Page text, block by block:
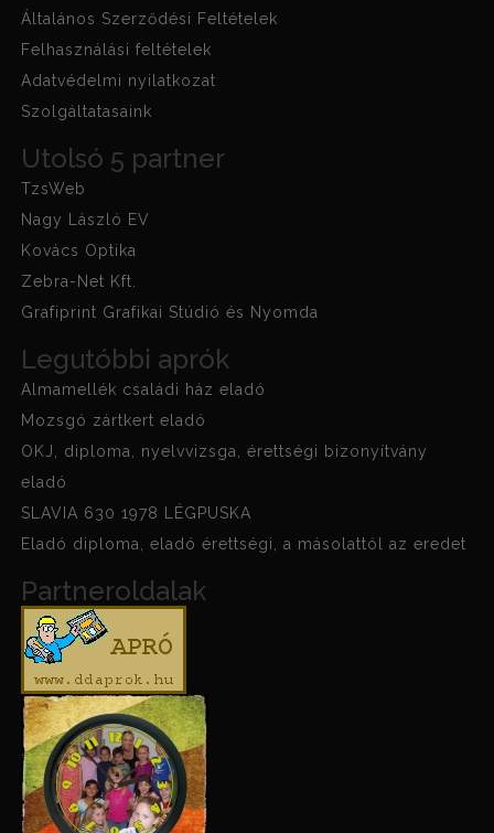
Általános Szerződési Feltételek
Felhasználási feltételek
Adatvédelmi nyilatkozat
Szolgáltatasaink
Utolsó 5 partner
TzsWeb
Nagy László EV
Kovács Optika
Zebra-Net Kft.
Grafiprint Grafikai Stúdió és Nyomda
Legutóbbi aprók
Almamellék családi ház eladó
Mozsgó zártkert eladó
OKJ, diploma, nyelvvizsga, érettségi bizonyítvány
eladó
SLAVIA 630 1978 LÉGPUSKA
Eladó diploma, eladó érettségi, a másolattól az eredet
Partneroldalak